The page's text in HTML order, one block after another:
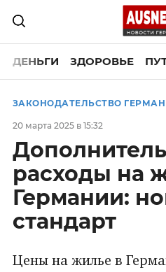
ДЕНЬГИ ЗДОРОВЬЕ
ЗАКОНОДАТЕЛЬСТВО
20 марта 2025 в 15:32
расходы на
Германии:
стандарт
Цены на жилье в